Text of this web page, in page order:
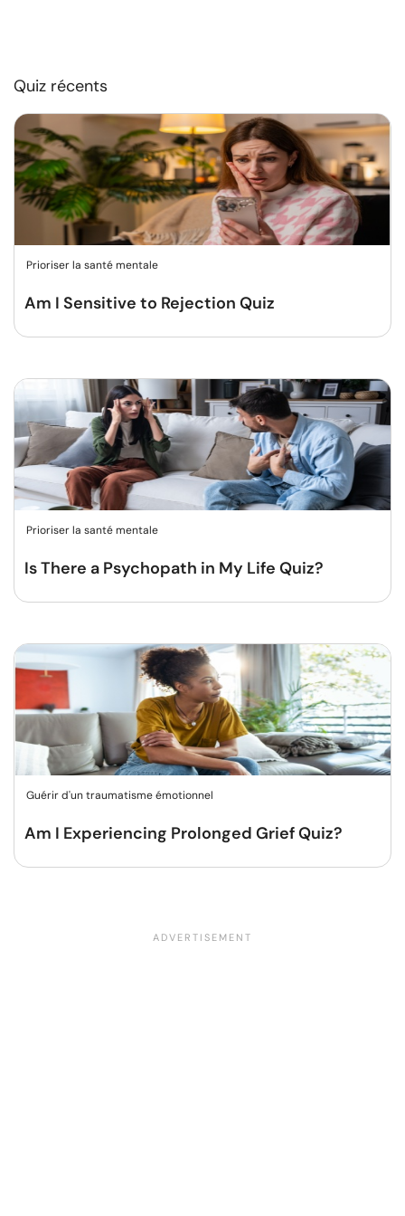
Quiz récents
Prioriser la santé mentale
Am I Sensitive to Rejection Quiz
Prioriser la santé mentale
Is There a Psychopath in My Life Quiz?
Guérir d'un traumatisme émotionnel
Am I Experiencing Prolonged Grief Quiz?